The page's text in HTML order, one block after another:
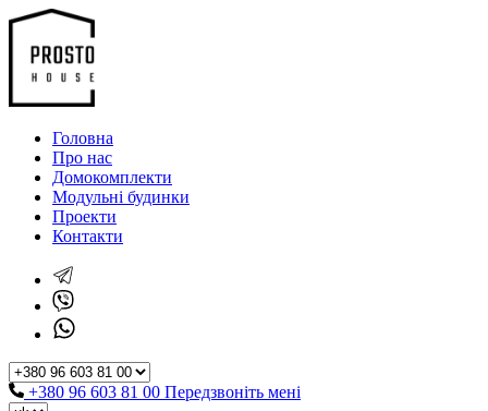
Головна
Про нас
Домокомплекти
Модульні будинки
Проекти
Контакти
+380 96 603 81 00 Передзвоніть мені